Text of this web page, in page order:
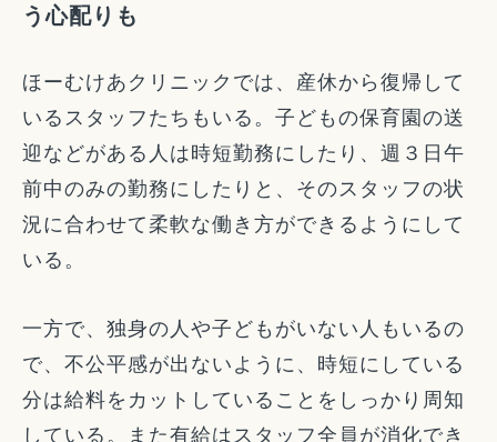
う心配りも
ほーむけあクリニックでは、産休から復帰して
いるスタッフたちもいる。子どもの保育園の送
迎などがある人は時短勤務にしたり、週３日午
前中のみの勤務にしたりと、そのスタッフの状
況に合わせて柔軟な働き方ができるようにして
いる。
一方で、独身の人や子どもがいない人もいるの
で、不公平感が出ないように、時短にしている
分は給料をカットしていることをしっかり周知
している。また有給はスタッフ全員が消化でき